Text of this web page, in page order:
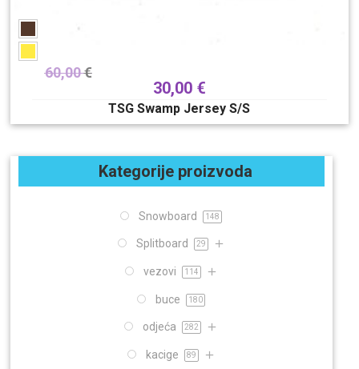
60,00€
30,00 €
TSG Swamp Jersey S/S
Kategorije proizvoda
Snowboard 148
Splitboard 29
vezovi 114
buce 180
odjeća 282
kacige 89